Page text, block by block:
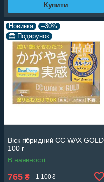
Купити
Новинка
–30%
Подарунок
Віск гібридний CC WAX GOLD
100 г
В наявності
765 ₴ 1 100 ₴